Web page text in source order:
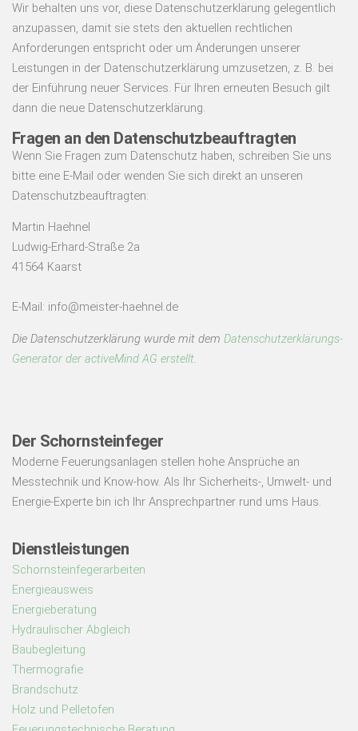
Wir behalten uns vor, diese Datenschutzerklärung gelegentlich
anzupassen, damit sie stets den aktuellen rechtlichen
Anforderungen entspricht oder um Änderungen unserer
Leistungen in der Datenschutzerklärung umzusetzen, z. B. bei
der Einführung neuer Services. Für Ihren erneuten Besuch gilt
dann die neue Datenschutzerklärung.
Fragen an den Datenschutzbeauftragten
Wenn Sie Fragen zum Datenschutz haben, schreiben Sie uns
bitte eine E-Mail oder wenden Sie sich direkt an unseren
Datenschutzbeauftragten:
Martin Haehnel
Ludwig-Erhard-Straße 2a
41564 Kaarst
E-Mail: info@meister-haehnel.de
Die Datenschutzerklärung wurde mit dem Datenschutzerklärungs-
Generator der activeMind AG erstellt.
Der Schornsteinfeger
Moderne Feuerungsanlagen stellen hohe Ansprüche an
Messtechnik und Know-how. Als Ihr Sicherheits-, Umwelt- und
Energie-Experte bin ich Ihr Ansprechpartner rund ums Haus.
Dienstleistungen
Schornsteinfegerarbeiten
Energieausweis
Energieberatung
Hydraulischer Abgleich
Baubegleitung
Thermografie
Brandschutz
Holz und Pelletofen